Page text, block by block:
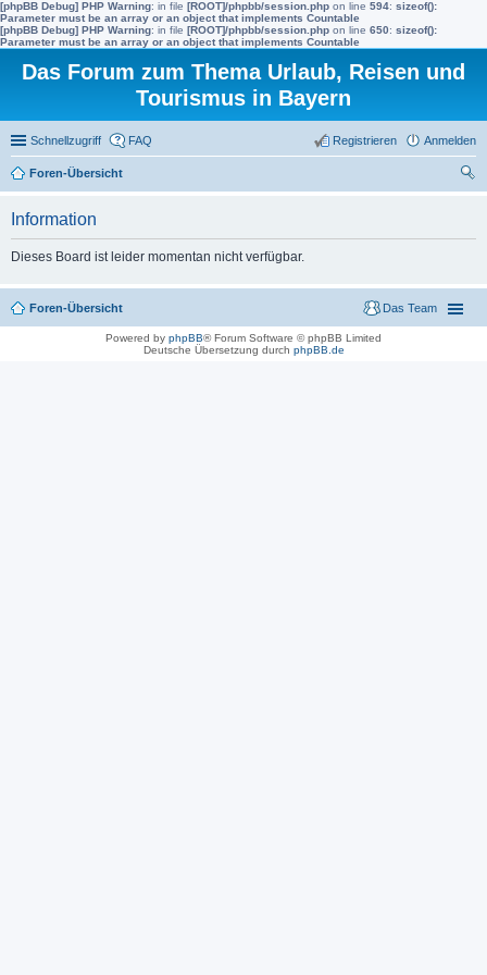
[phpBB Debug] PHP Warning: in file [ROOT]/phpbb/session.php on line 594: sizeof():
Parameter must be an array or an object that implements Countable
[phpBB Debug] PHP Warning: in file [ROOT]/phpbb/session.php on line 650: sizeof():
Parameter must be an array or an object that implements Countable
Das Forum zum Thema Urlaub, Reisen und
Tourismus in Bayern
Schnellzugriff FAQ Anmelden
Registrieren
Foren-Übersicht
Information
Dieses Board ist leider momentan nicht verfügbar.
Foren-Übersicht Das Team
Powered by phpBB® Forum Software © phpBB Limited
Deutsche Übersetzung durch phpBB.de